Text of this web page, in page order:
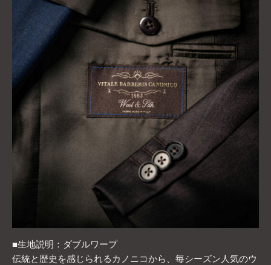
■生地説明：ダブルワープ
伝統と歴史を感じられるカノニコから、毎シーズン人気のウ